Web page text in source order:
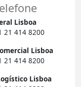
Lisboa
21 414 8200
Lisboa
21 414 8200
Lisboa